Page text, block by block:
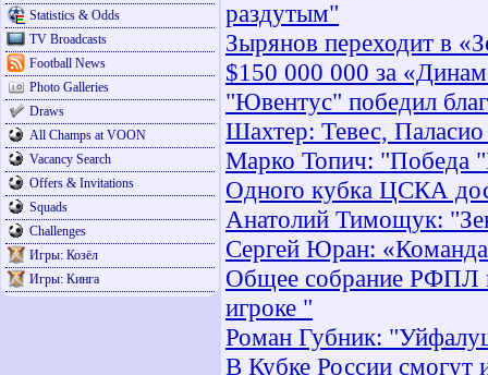
Statistics & Odds
TV Broadcasts
Football News
Photo Galleries
Draws
All Champs at VOON
Vacancy Search
Offers & Invitations
Squads
Challenges
Игры: Козёл
Игры: Кинга
раздутым"
Зырянов переходит в
$150 000 000 за
"Ювентус" победил
Шахтер: Тевес, Паласио
Марко Топич: "Победа
Одного кубка ЦСКА
Анатолий Тимощук:
Сергей Юран:
Общее собрание РФПЛ
игроке "
Роман Губник:
В Кубке России смогут